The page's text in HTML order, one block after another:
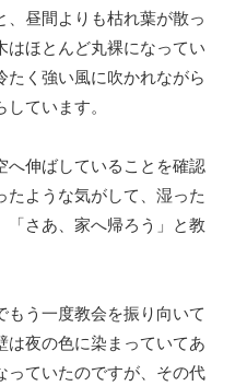
、昼間よりも枯れ葉が散っ
はほとんど丸裸になってい
たく強い風に吹かれながら
ています。
へ伸ばしていることを確認
たような気がして、湿った
「さあ、家へ帰ろう」と教
もう一度教会を振り向いて
は夜の色に染まっていてあ
っていたのですが、その代